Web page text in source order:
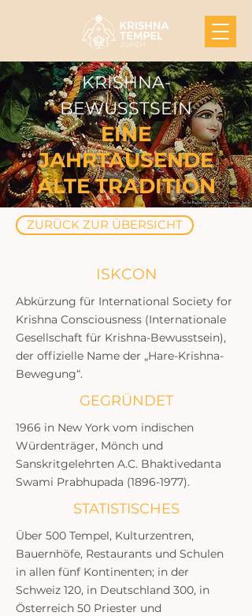
KRISHNA-
BEWUSSTSEIN
EINE
JAHRTAUSENDE
ALTE TRADITION
ZURÜCK ZUR ÜBERSICHT
ISKCON
Abkürzung für International Society for
Krishna Consciousness (Internationale
Gesellschaft für Krishna-Bewusstsein),
der offizielle Name der „Hare-Krishna-
Bewegung“.
GEGRÜNDET
1966 in New York vom indischen
Würdenträger, Mönch und
Sanskritgelehrten A.C. Bhaktivedanta
Swami Prabhupada (1896-1977).
STATISTISCHES
Über 500 Tempel, Kulturzentren,
Bauernhöfe, Restaurants und Schulen
in allen fünf Kontinenten; in der
Schweiz 120, in Deutschland 300, in
Österreich 50 Priester und